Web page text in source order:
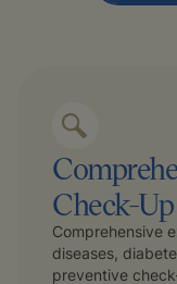
Check-Up
Comprehensive
diseases,
preventive